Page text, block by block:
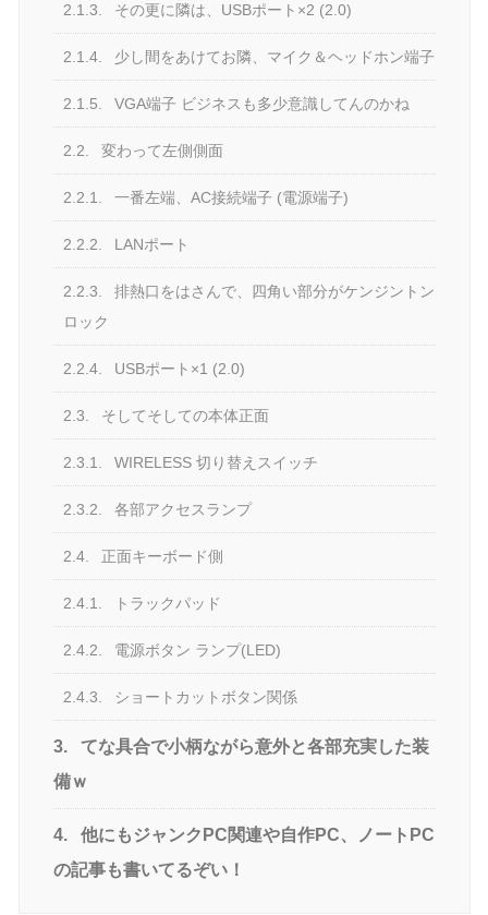
2.1.3. その更に隣は、USBポート×2 (2.0)
2.1.4. 少し間をあけてお隣、マイク＆ヘッドホン端子
2.1.5. VGA端子 ビジネスも多少意識してんのかね
2.2. 変わって左側側面
2.2.1. 一番左端、AC接続端子 (電源端子)
2.2.2. LANポート
2.2.3.
排熱口をはさんで、四角い部分がケンジントン
ロック
2.2.4. USBポート×1 (2.0)
2.3. そしてそしての本体正面
2.3.1. WIRELESS 切り替えスイッチ
2.3.2. 各部アクセスランプ
2.4. 正面キーボード側
2.4.1. トラックパッド
2.4.2. 電源ボタン ランプ(LED)
2.4.3. ショートカットボタン関係
3.
てな具合で小柄ながら意外と各部充実した装
備ｗ
4.
他にもジャンクPC関連や自作PC、ノートPC
の記事も書いてるぞい！